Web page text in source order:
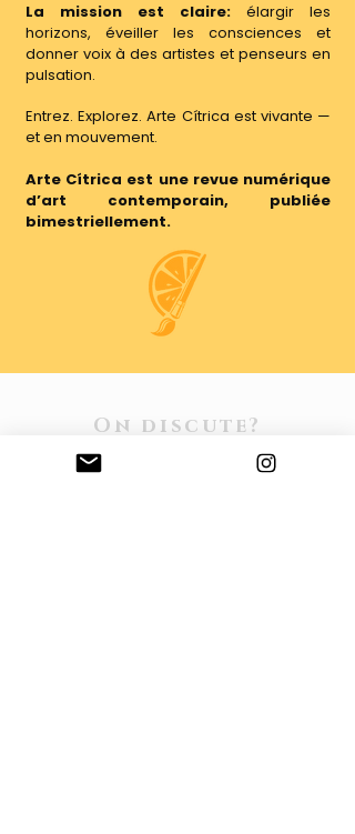
La mission est claire: élargir les
horizons, éveiller les consciences et
donner voix à des artistes et penseurs en
pulsation.
Entrez. Explorez. Arte Cítrica est vivante —
et en mouvement.
Arte Cítrica est une revue numérique
d’art contemporain, publiée
bimestriellement.
On discute?
Ce qui te pousse, t’émeut ou te fait